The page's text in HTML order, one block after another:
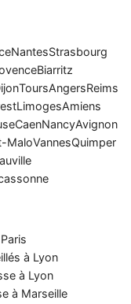
NantesStrasbourg
Biarritz
ToursAngersReims
LimogesAmiens
CaenNancyAvignon
MaloVannesQuimper
à Lyon
à Lyon
à Marseille